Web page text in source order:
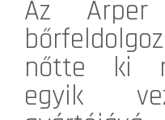
Az Arper
nőtte ki
egyik